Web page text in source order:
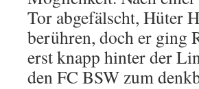
Tor abgefälscht, Hüter
berühren, doch er ging
erst knapp hinter der
den FC BSW zum